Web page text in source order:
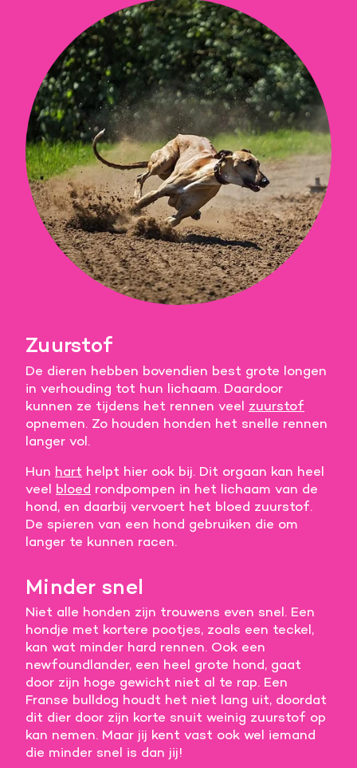
Zuurstof
De dieren hebben bovendien best grote longen
in verhouding tot hun lichaam. Daardoor
kunnen ze tijdens het rennen veel zuurstof
opnemen. Zo houden honden het snelle rennen
langer vol.
Hun hart helpt hier ook bij. Dit orgaan kan heel
veel bloed rondpompen in het lichaam van de
hond, en daarbij vervoert het bloed zuurstof.
De spieren van een hond gebruiken die om
langer te kunnen racen.
Minder snel
Niet alle honden zijn trouwens even snel. Een
hondje met kortere pootjes, zoals een teckel,
kan wat minder hard rennen. Ook een
newfoundlander, een heel grote hond, gaat
door zijn hoge gewicht niet al te rap. Een
Franse bulldog houdt het niet lang uit, doordat
dit dier door zijn korte snuit weinig zuurstof op
kan nemen. Maar jij kent vast ook wel iemand
die minder snel is dan jij!